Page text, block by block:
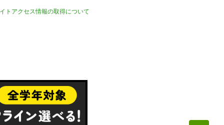
トアクセス情報の取得について